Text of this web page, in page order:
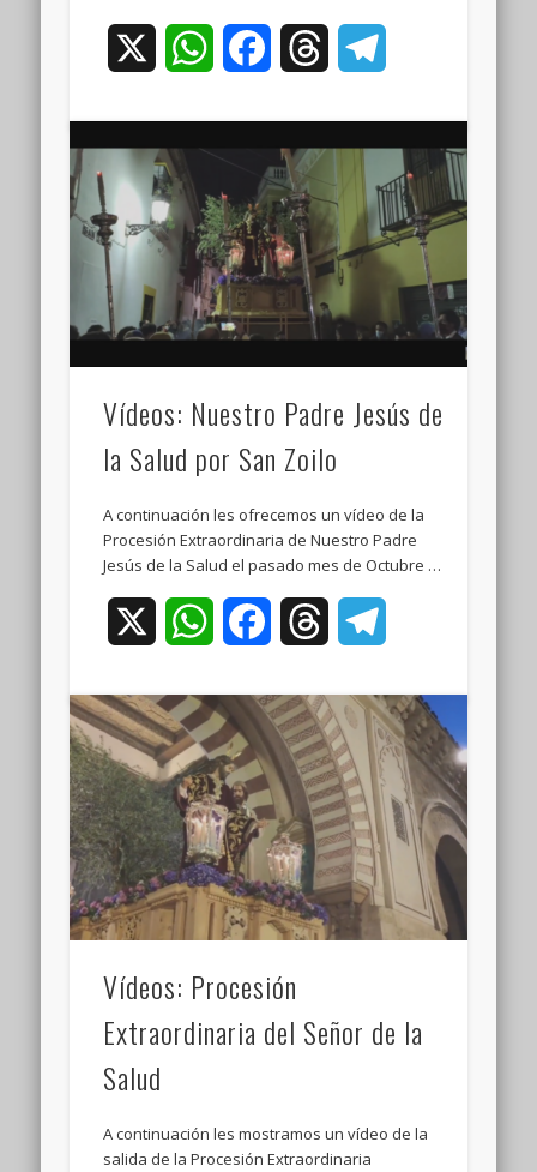
WhatsAppFacebookThreads
Vídeos: Nuestro Padre Jesús de
la Salud por San Zoilo
A continuación les ofrecemos un vídeo de la
Procesión Extraordinaria de Nuestro Padre
Jesús de la Salud el pasado mes de Octubre …
WhatsAppFacebookThreads
Vídeos: Procesión
Extraordinaria del Señor de la
Salud
A continuación les mostramos un vídeo de la
salida de la Procesión Extraordinaria